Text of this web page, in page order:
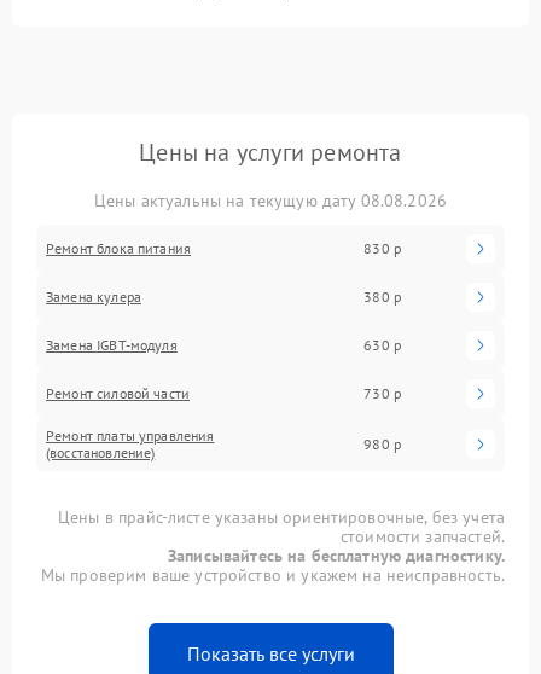
Цены на услуги ремонта
Цены актуальны на текущую дату 08.08.2026
Ремонт блока питания 830 р
Замена кулера 380 р
Замена IGBT-модуля 630 р
Ремонт силовой части 730 р
Ремонт платы управления
(восстановление)
980 р
Цены в прайс-листе указаны ориентировочные, без учета
стоимости запчастей.
Записывайтесь на бесплатную диагностику.
Мы проверим ваше устройство и укажем на неисправность.
Показать все услуги